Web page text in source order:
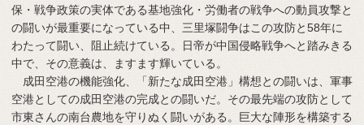
保・戦争政策の実体である基地強化・労働者の戦争への動員攻撃と
の闘いが最重要になっている中、三里塚闘争はこの攻防と58年に
わたって闘い、阻止続けている。日帝が中国侵略戦争へと踏みきる
中で、その意義は、ますます輝いている。
成田空港の機能強化、「新たな成田空港」構想との闘いは、軍事
空港としての成田空港の完成との闘いだ。その最先端の攻防として
市東さんの南台農地を守りぬく闘いがある。巨大な陣形を構築する